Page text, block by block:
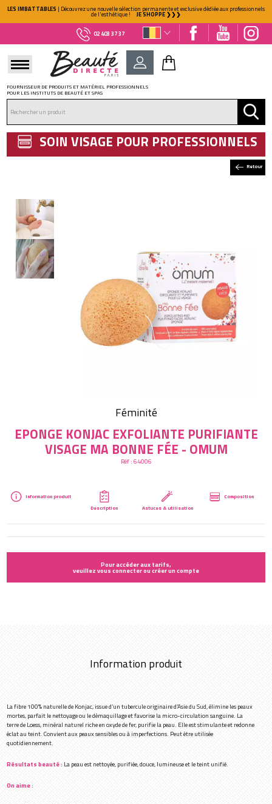
LES IMBATTABLES | Découvrez une nouvelle sélection permanente et exclusive dédiée aux professionnels
de l'esthétique ! JE SHOPPE ❯❯❯
02 403 37 37
FOURNISSEUR DE PRODUITS ET MATÉRIEL PROFESSIONNELS
POUR LES INSTITUTS DE BEAUTÉ ET SPAS
Retour
SOIN VISAGE POUR PROFESSIONNELS
Féminité
EPONGE KONJAC EXFOLIANTE PURIFIANTE
VISAGE MA BONNE FÉE - OMUM
Réf :64006
Information produit
Description
Astuces & utilisation
Composition
Pour accéder aux tarifs,
veuillez vous connecter ou créer un compte
Information produit
La fibre 100% naturelle de Konjac, issue d’un tubercule originaire d’Asie du Sud, élimine les peaux
mortes, parfait le nettoyage ou le démaquillage et favorise la micro-circulation sanguine. La
terre de Loess, minéral naturel riche en oxyde de fer, purifie la peau. Elle est stimulante et redonne
éclat au teint. Convient aux peaux sensibles ou à imperfections. Peut être utilisée
quotidiennement.
Résultats beauté :La peau est nettoyée, purifiée, douce, lumineuse et le teint unifié.
On aime: